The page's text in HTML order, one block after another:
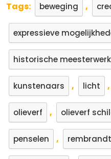
Tags: beweging ,
expressieve
historische
kunstenaars , licht ,
olieverf , olieverf
penselen , rembrandt